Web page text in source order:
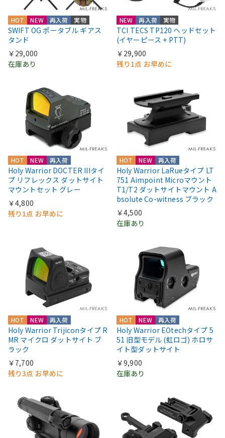
HOT NEW 再入荷 実物
SWIFT OG ポータブル ギアス
タンド
￥29,000
在庫あり
NEW 再入荷 実物
TCI TECS TP120 ヘッドセット
(イヤーピース + PTT)
￥29,900
残り1点 お早めに
HOT NEW 再入荷
Holy Warrior DOCTER IIIタイ
プ リフレックス ダットサイト
マウントセット グレー
￥4,800
残り1点 お早めに
HOT NEW 再入荷
Holy Warrior LaRueタイプ LT
751 Aimpoint Microマウント
T1/T2 ダットサイトマウント A
bsolute Co-witness ブラック
￥4,500
在庫あり
HOT NEW 再入荷
Holy Warrior Trijiconタイプ R
MR マイクロ ダットサイト ブ
ラック
￥7,700
残り3点 お早めに
HOT NEW 再入荷
Holy Warrior EOtechタイプ 5
51 旧型モデル (虹ロゴ) ホロサ
イト型ダットサイト
￥9,900
在庫あり